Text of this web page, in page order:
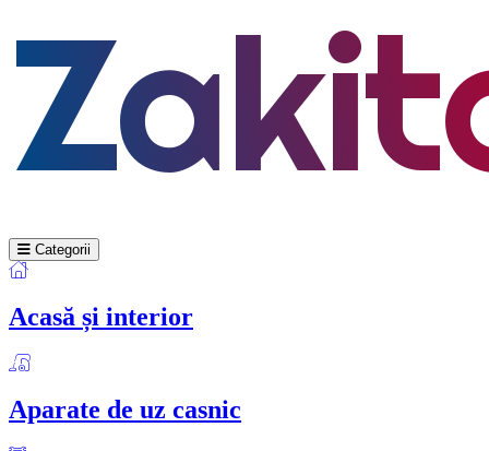
Categorii
Acasă și interior
Aparate de uz casnic